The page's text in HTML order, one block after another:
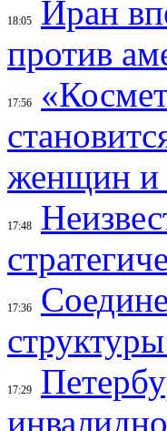
18:05
Иран
против
17:56
женщин и
17:48
17:36
17:29